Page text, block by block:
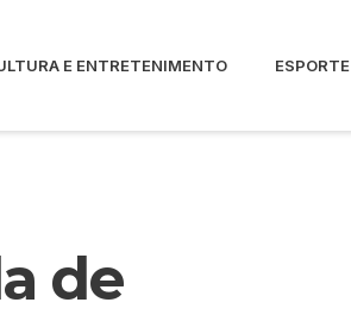
E ENTRETENIMENTO ESPORTE
de